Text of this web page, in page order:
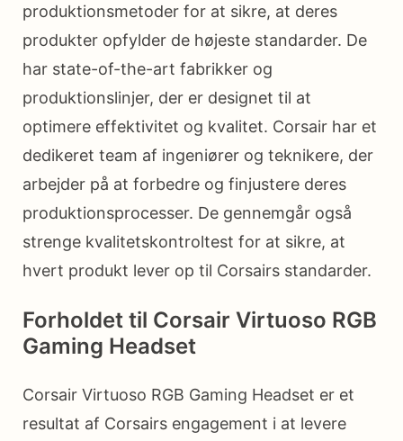
produktionsmetoder for at sikre, at deres
produkter opfylder de højeste standarder. De
har state-of-the-art fabrikker og
produktionslinjer, der er designet til at
optimere effektivitet og kvalitet. Corsair har et
dedikeret team af ingeniører og teknikere, der
arbejder på at forbedre og finjustere deres
produktionsprocesser. De gennemgår også
strenge kvalitetskontroltest for at sikre, at
hvert produkt lever op til Corsairs standarder.
Forholdet til Corsair Virtuoso RGB
Gaming Headset
Corsair Virtuoso RGB Gaming Headset er et
resultat af Corsairs engagement i at levere